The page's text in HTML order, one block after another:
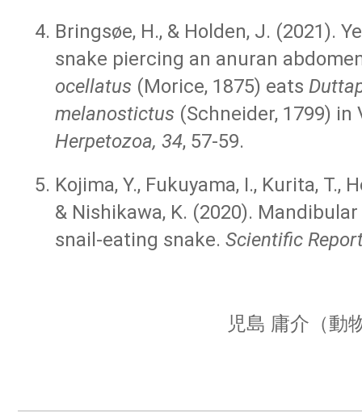
Bringsøe, H., & Holden, J. (2021).
snake piercing an anuran
ocellatus (Morice, 1875) eats
melanostictus (Schneider, 1799) in
Herpetozoa, 34, 57-59.
Kojima, Y., Fukuyama, I., Kurita, T.,
& Nishikawa, K. (2020).
snail-eating snake. Scientific
児島 庸介（動